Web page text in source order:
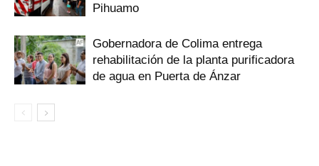
Pihuamo
Gobernadora de Colima entrega
rehabilitación de la planta purificadora
de agua en Puerta de Ánzar